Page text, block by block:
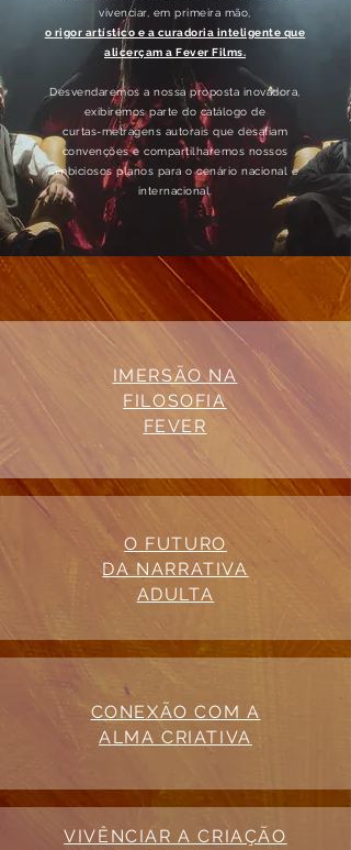
vivenciar, em primeira mão,
o rigor artístico e a curadoria inteligente que
alicerçam a Fever Films.
Desvendaremos a nossa proposta inovadora,
exibiremos parte do catálogo de
curtas-metragens autorais que desafiam
convenções e compartilharemos nossos
ambiciosos planos para o cenário nacional e
internacional.
IMERSÃO NA
FILOSOFIA
FEVER
O FUTURO
DA NARRATIVA
ADULTA
CONEXÃO COM A
ALMA CRIATIVA
VIVÊNCIAR A CRIAÇÃO